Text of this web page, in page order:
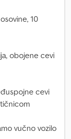
10
obojene cevi
cevi
vučno vozilo